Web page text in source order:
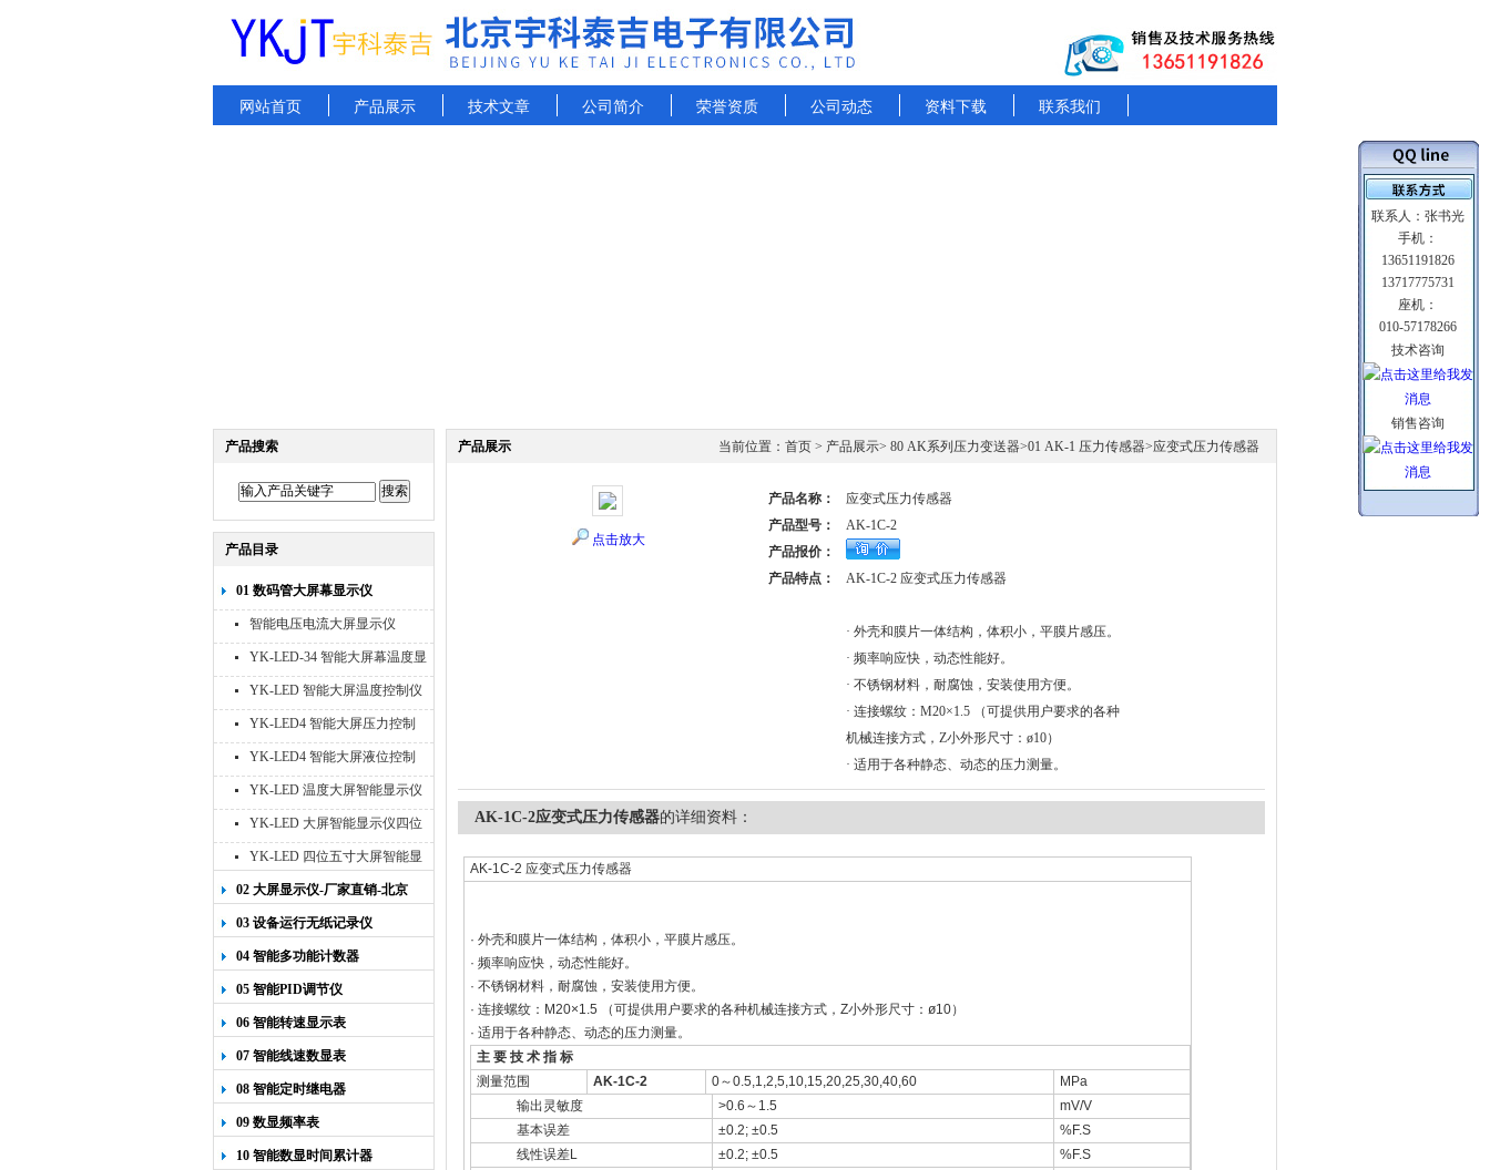
网站首页 产品展示 技术文章 公司简介 荣誉资质 公司动态 资料下载 联系我们
产品搜索
产品目录
01 数码管大屏幕显示仪
智能电压电流大屏显示仪
YK-LED-34 智能大屏幕温度显
示仪
YK-LED 智能大屏温度控制仪
YK-LED4 智能大屏压力控制
仪
YK-LED4 智能大屏液位控制
仪
YK-LED 温度大屏智能显示仪
四位十寸
YK-LED 大屏智能显示仪四位
八寸
YK-LED 四位五寸大屏智能显
示仪
02 大屏显示仪-厂家直销-北京
宇科泰吉
03 设备运行无纸记录仪
04 智能多功能计数器
05 智能PID调节仪
06 智能转速显示表
07 智能线速数显表
08 智能定时继电器
09 数显频率表
10 智能数显时间累计器
产品展示 当前位置： 首页 > 产品展示> 80 AK系列压力变送器>01 AK-1 压力传感器>应变式压力传感器
点击放大
产品名称：
应变式压力传感器
产品型号：
AK-1C-2
产品报价：
产品特点：
AK-1C-2 应变式压力传感器
· 外壳和膜片一体结构，体积小，平膜片感压。
· 频率响应快，动态性能好。
· 不锈钢材料，耐腐蚀，安装使用方便。
· 连接螺纹：M20×1.5 （可提供用户要求的各种
机械连接方式，Z小外形尺寸：ø10）
· 适用于各种静态、动态的压力测量。
AK-1C-2应变式压力传感器的详细资料：
AK-1C-2 应变式压力传感器
· 外壳和膜片一体结构，体积小，平膜片感压。
· 频率响应快，动态性能好。
· 不锈钢材料，耐腐蚀，安装使用方便。
· 连接螺纹：M20×1.5 （可提供用户要求的各种机械连接方式，Z小外形尺寸：ø10）
· 适用于各种静态、动态的压力测量。
主 要 技 术 指 标
测量范围
AK-1C-2 0～0.5,1,2,5,10,15,20,25,30,40,60
MPa
输出灵敏度
>0.6～1.5
mV/V
基本误差
±0.2; ±0.5
%F.S
线性误差L
±0.2; ±0.5
%F.S
联系人：张书光
手机：
13651191826
13717775731
座机：
010-57178266
技术咨询
销售咨询